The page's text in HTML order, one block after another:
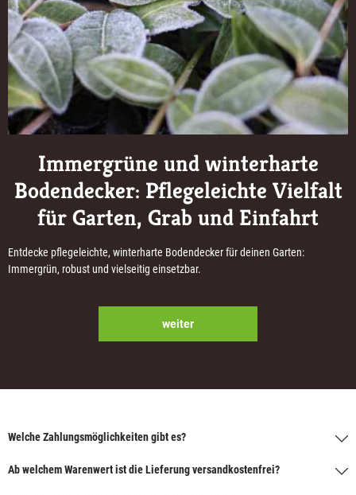
Immergrüne und winterharte
Bodendecker: Pflegeleichte Vielfalt
für Garten, Grab und Einfahrt
Entdecke pflegeleichte, winterharte Bodendecker für deinen Garten:
Immergrün, robust und vielseitig einsetzbar.
weiter
Welche Zahlungsmöglichkeiten gibt es?
Ab welchem Warenwert ist die Lieferung versandkostenfrei?